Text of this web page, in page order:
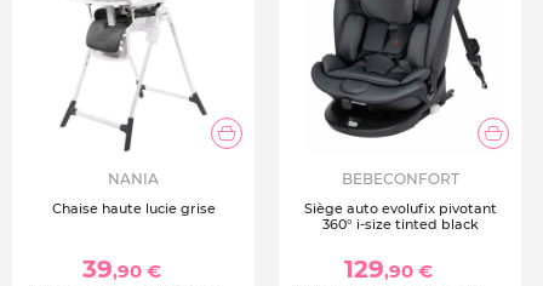
NANIA
Chaise haute lucie grise
39,90 €
BEBECONFORT
Siège auto evolufix pivotant
360° i-size tinted black
129,90 €